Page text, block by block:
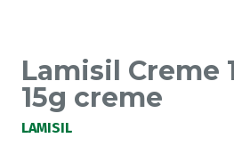
Lamisil Creme
15g creme
LAMISIL